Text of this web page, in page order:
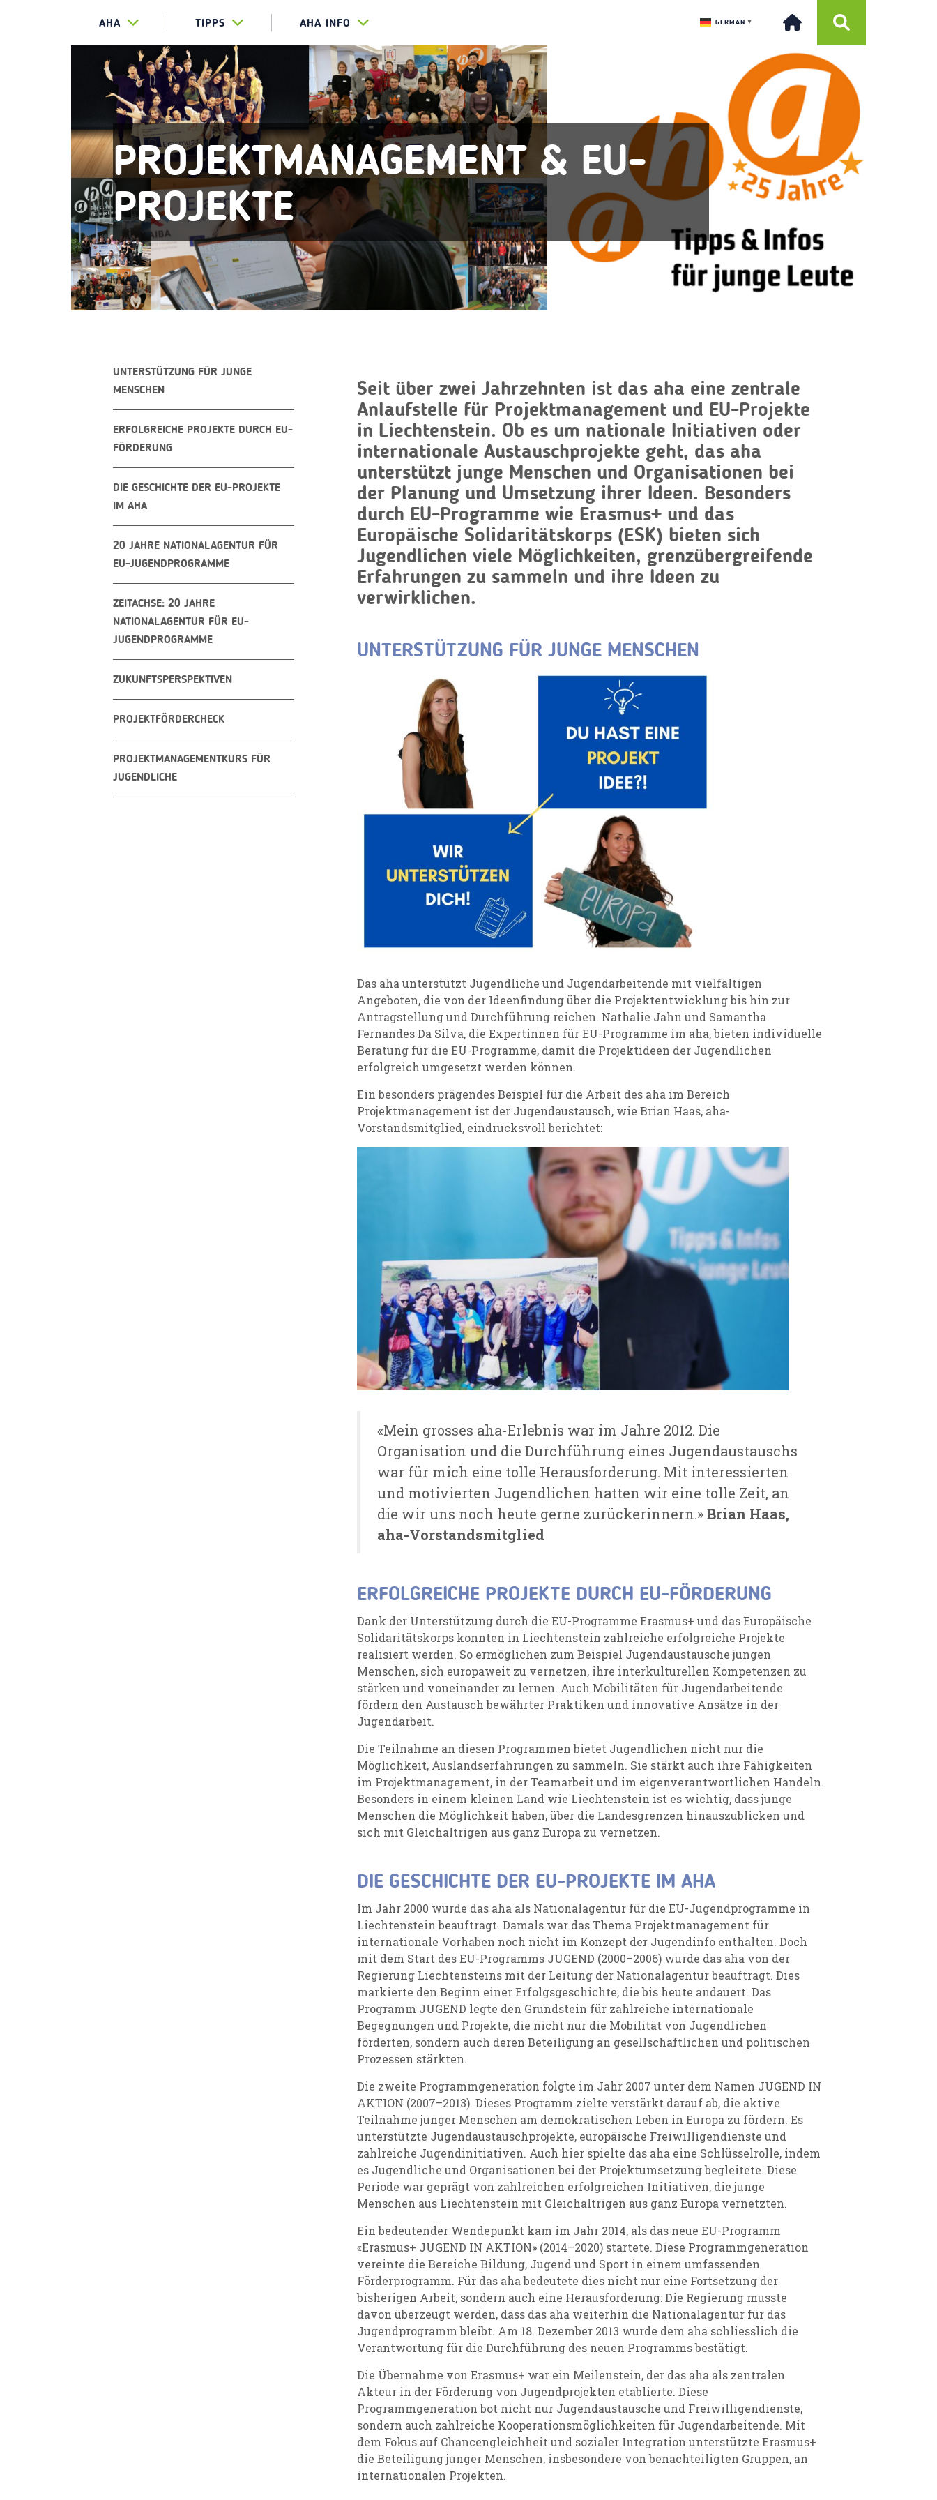
AHA TIPPS AHA INFO GERMAN ▼
PROJEKTMANAGEMENT & EU-
PROJEKTE
UNTERSTÜTZUNG FÜR JUNGE
MENSCHEN
ERFOLGREICHE PROJEKTE DURCH EU-
FÖRDERUNG
DIE GESCHICHTE DER EU-PROJEKTE
IM AHA
20 JAHRE NATIONALAGENTUR FÜR
EU-JUGENDPROGRAMME
ZEITACHSE: 20 JAHRE
NATIONALAGENTUR FÜR EU-
JUGENDPROGRAMME
ZUKUNFTSPERSPEKTIVEN
PROJEKTFÖRDERCHECK
PROJEKTMANAGEMENTKURS FÜR
JUGENDLICHE
Seit über zwei Jahrzehnten ist das aha eine zentrale
Anlaufstelle für Projektmanagement und EU-Projekte
in Liechtenstein. Ob es um nationale Initiativen oder
internationale Austauschprojekte geht, das aha
unterstützt junge Menschen und Organisationen bei
der Planung und Umsetzung ihrer Ideen. Besonders
durch EU-Programme wie Erasmus+ und das
Europäische Solidaritätskorps (ESK) bieten sich
Jugendlichen viele Möglichkeiten, grenzübergreifende
Erfahrungen zu sammeln und ihre Ideen zu
verwirklichen.
UNTERSTÜTZUNG FÜR JUNGE MENSCHEN
Das aha unterstützt Jugendliche und Jugendarbeitende mit vielfältigen
Angeboten, die von der Ideenfindung über die Projektentwicklung bis hin zur
Antragstellung und Durchführung reichen. Nathalie Jahn und Samantha
Fernandes Da Silva, die Expertinnen für EU-Programme im aha, bieten individuelle
Beratung für die EU-Programme, damit die Projektideen der Jugendlichen
erfolgreich umgesetzt werden können.
Ein besonders prägendes Beispiel für die Arbeit des aha im Bereich
Projektmanagement ist der Jugendaustausch, wie Brian Haas, aha-
Vorstandsmitglied, eindrucksvoll berichtet:
«Mein grosses aha-Erlebnis war im Jahre 2012. Die
Organisation und die Durchführung eines Jugendaustauschs
war für mich eine tolle Herausforderung. Mit interessierten
und motivierten Jugendlichen hatten wir eine tolle Zeit, an
die wir uns noch heute gerne zurückerinnern.»Brian Haas,
aha-Vorstandsmitglied
ERFOLGREICHE PROJEKTE DURCH EU-FÖRDERUNG
Dank der Unterstützung durch die EU-Programme Erasmus+ und das Europäische
Solidaritätskorps konnten in Liechtenstein zahlreiche erfolgreiche Projekte
realisiert werden. So ermöglichen zum Beispiel Jugendaustausche jungen
Menschen, sich europaweit zu vernetzen, ihre interkulturellen Kompetenzen zu
stärken und voneinander zu lernen. Auch Mobilitäten für Jugendarbeitende
fördern den Austausch bewährter Praktiken und innovative Ansätze in der
Jugendarbeit.
Die Teilnahme an diesen Programmen bietet Jugendlichen nicht nur die
Möglichkeit, Auslandserfahrungen zu sammeln. Sie stärkt auch ihre Fähigkeiten
im Projektmanagement, in der Teamarbeit und im eigenverantwortlichen Handeln.
Besonders in einem kleinen Land wie Liechtenstein ist es wichtig, dass junge
Menschen die Möglichkeit haben, über die Landesgrenzen hinauszublicken und
sich mit Gleichaltrigen aus ganz Europa zu vernetzen.
DIE GESCHICHTE DER EU-PROJEKTE IM AHA
Im Jahr 2000 wurde das aha als Nationalagentur für die EU-Jugendprogramme in
Liechtenstein beauftragt. Damals war das Thema Projektmanagement für
internationale Vorhaben noch nicht im Konzept der Jugendinfo enthalten. Doch
mit dem Start des EU-Programms JUGEND (2000–2006) wurde das aha von der
Regierung Liechtensteins mit der Leitung der Nationalagentur beauftragt. Dies
markierte den Beginn einer Erfolgsgeschichte, die bis heute andauert. Das
Programm JUGEND legte den Grundstein für zahlreiche internationale
Begegnungen und Projekte, die nicht nur die Mobilität von Jugendlichen
förderten, sondern auch deren Beteiligung an gesellschaftlichen und politischen
Prozessen stärkten.
Die zweite Programmgeneration folgte im Jahr 2007 unter dem Namen JUGEND IN
AKTION (2007–2013). Dieses Programm zielte verstärkt darauf ab, die aktive
Teilnahme junger Menschen am demokratischen Leben in Europa zu fördern. Es
unterstützte Jugendaustauschprojekte, europäische Freiwilligendienste und
zahlreiche Jugendinitiativen. Auch hier spielte das aha eine Schlüsselrolle, indem
es Jugendliche und Organisationen bei der Projektumsetzung begleitete. Diese
Periode war geprägt von zahlreichen erfolgreichen Initiativen, die junge
Menschen aus Liechtenstein mit Gleichaltrigen aus ganz Europa vernetzten.
Ein bedeutender Wendepunkt kam im Jahr 2014, als das neue EU-Programm
«Erasmus+ JUGEND IN AKTION» (2014–2020) startete. Diese Programmgeneration
vereinte die Bereiche Bildung, Jugend und Sport in einem umfassenden
Förderprogramm. Für das aha bedeutete dies nicht nur eine Fortsetzung der
bisherigen Arbeit, sondern auch eine Herausforderung: Die Regierung musste
davon überzeugt werden, dass das aha weiterhin die Nationalagentur für das
Jugendprogramm bleibt. Am 18. Dezember 2013 wurde dem aha schliesslich die
Verantwortung für die Durchführung des neuen Programms bestätigt.
Die Übernahme von Erasmus+ war ein Meilenstein, der das aha als zentralen
Akteur in der Förderung von Jugendprojekten etablierte. Diese
Programmgeneration bot nicht nur Jugendaustausche und Freiwilligendienste,
sondern auch zahlreiche Kooperationsmöglichkeiten für Jugendarbeitende. Mit
dem Fokus auf Chancengleichheit und sozialer Integration unterstützte Erasmus+
die Beteiligung junger Menschen, insbesondere von benachteiligten Gruppen, an
internationalen Projekten.